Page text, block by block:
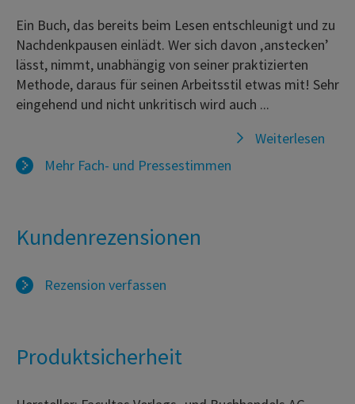
Ein Buch, das bereits beim Lesen entschleunigt und zu
Nachdenkpausen einlädt. Wer sich davon ‚anstecken’
lässt, nimmt, unabhängig von seiner praktizierten
Methode, daraus für seinen Arbeitsstil etwas mit! Sehr
eingehend und nicht unkritisch wird auch ...
Weiterlesen
Mehr Fach- und Pressestimmen
Kundenrezensionen
Rezension verfassen
Produktsicherheit